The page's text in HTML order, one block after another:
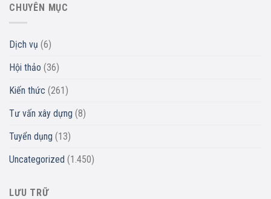
CHUYÊN MỤC
Dịch vụ (6)
Hội thảo (36)
Kiến thức (261)
Tư vấn xây dựng (8)
Tuyển dụng (13)
Uncategorized (1.450)
LƯU TRỮ